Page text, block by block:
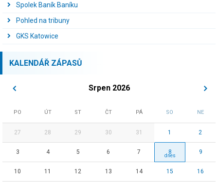
Spolek Baník Baníku
Pohled na tribuny
GKS Katowice
KALENDÁŘ ZÁPASŮ
Srpen 2026
PO ÚT ST ČT PÁ SO NE
27 28 29 30 31 1 2
3 4 5 6 7 8 9
10 11 12 13 14 15 16